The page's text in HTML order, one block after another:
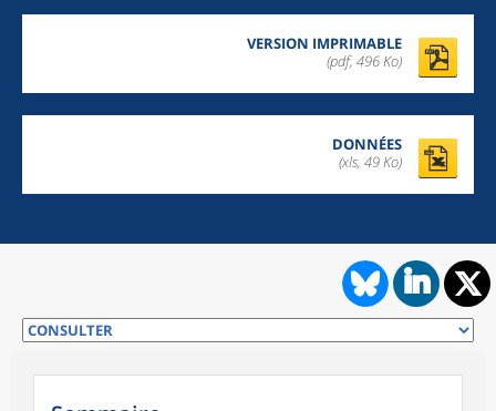
VERSION IMPRIMABLE
(pdf, 496 Ko)
DONNÉES
(xls, 49 Ko)